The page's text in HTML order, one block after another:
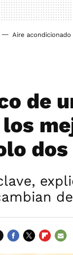
Aire acondicionado
de